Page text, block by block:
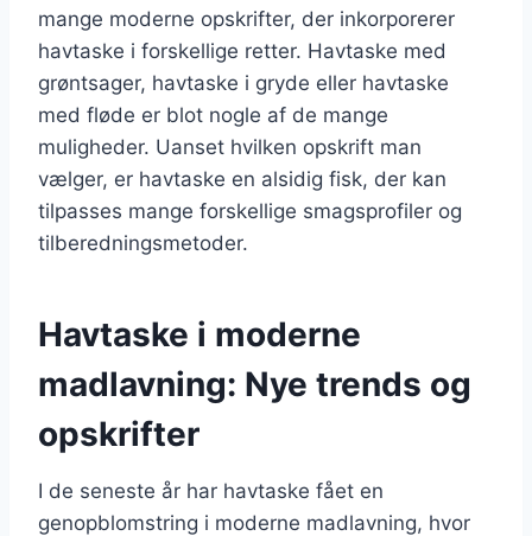
mange moderne opskrifter, der inkorporerer
havtaske i forskellige retter. Havtaske med
grøntsager, havtaske i gryde eller havtaske
med fløde er blot nogle af de mange
muligheder. Uanset hvilken opskrift man
vælger, er havtaske en alsidig fisk, der kan
tilpasses mange forskellige smagsprofiler og
tilberedningsmetoder.
Havtaske i moderne
madlavning: Nye trends og
opskrifter
I de seneste år har havtaske fået en
genopblomstring i moderne madlavning, hvor